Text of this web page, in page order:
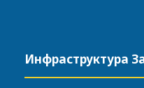
Инфраструктура